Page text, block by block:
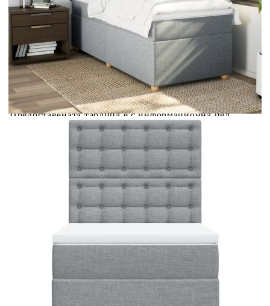
Добавете продукта в количката си с бутона "Добави в
количката" и при поръчка ще можете да изберете броя
Предоставената таблица е с информационна цел.
Добавете продукта в количката си с бутона "Добави в
количката" и при поръчка ще можете да изберете броя
вноски на кредита.
Предоставената таблица е с информационна цел.
Добавете продукта в количката си с бутона "Добави в
количката" и при поръчка ще можете да изберете броя
вноски на кредита.
Когато плащате с NewPay, всъщност NewPay плаща
поръчката Ви вместо Вас. Вие я получавате и
разполагате с три начина да я платите към тях:
Отложено до 30 дни от момента на изпращане на
поръчката без оскъпяване. За покупки на стойност до
400 лв. / €204,52
поръчката си на момента с карта. Останалата сума се
разделя на 3 равни месечни вноски без оскъпяване. За
покупки на стойност до 1000 лв. / €511.31
Плащане на 6 вноски. Стойността на поръчката се
разпределя в 6 равни месечни вноски с оскъпяване. За
покупки на стойност до 2000 лв. / €1022.61